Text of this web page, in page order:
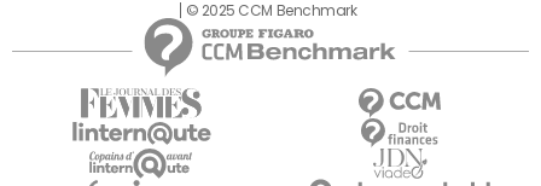
© 2025 CCM Benchmark